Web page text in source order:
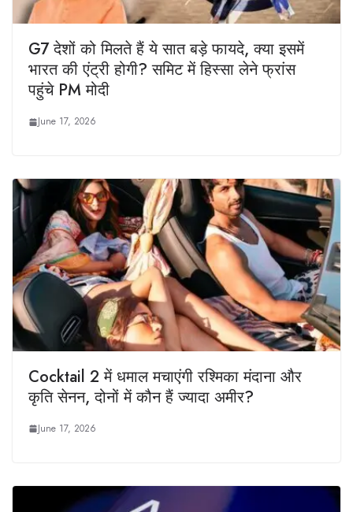
G7 देशों को मिलते हैं ये सात बड़े फायदे, क्या इसमें
भारत की एंट्री होगी? समिट में हिस्सा लेने फ्रांस
पहुंचे PM मोदी
June 17, 2026
Cocktail 2 में धमाल मचाएंगी रश्मिका मंदाना और
कृति सेनन, दोनों में कौन हैं ज्यादा अमीर?
June 17, 2026